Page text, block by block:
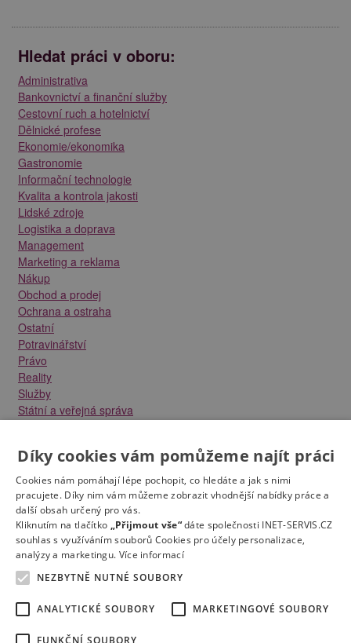
Hledat práci v oboru:
Administrativa
Bankovnictví a finanční služby
Cestovní ruch a hotelnictví
Dělnické profese
Ekonomie/ekonomika
Gastronomie
Informační technologie
Kvalita a kontrola jakosti
Lidské zdroje
Logistika a doprava
Management
Marketing a reklama
Nákup
Obchod a prodej
Ochrana a ostraha
Ostatní
Potravinářství
Právo
Reality
Služby
Státní a veřejná správa
Technika a elektrotechnika
Tvůrčí práce a design
Výroba
Vzdělávání a školství
Zdravotnictví
Zemědělství, lesnictví a vodní hospodářství
Díky cookies vám pomůžeme najít práci
Cookies nám pomáhají lépe pochopit, co hledáte a jak s nimi
pracujete. Díky nim vám můžeme zobrazit vhodnější nabídky práce a
další obsah určený pro vás.
Kliknutím na tlačítko „Přijmout vše“dáte společnosti INET-SERVIS.CZ
souhlas s využíváním souborů Cookies pro účely personalizace,
analýzy a marketingu. Více informací
NEZBYTNĚ NUTNÉ SOUBORY
ANALYTICKÉ SOUBORY MARKETINGOVÉ SOUBORY
FUNKČNÍ SOUBORY